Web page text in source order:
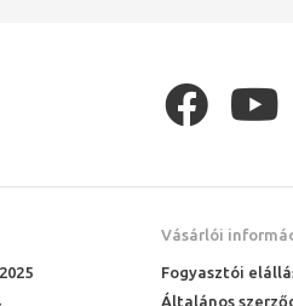
Vásárlói
Fogyasztói
Általános